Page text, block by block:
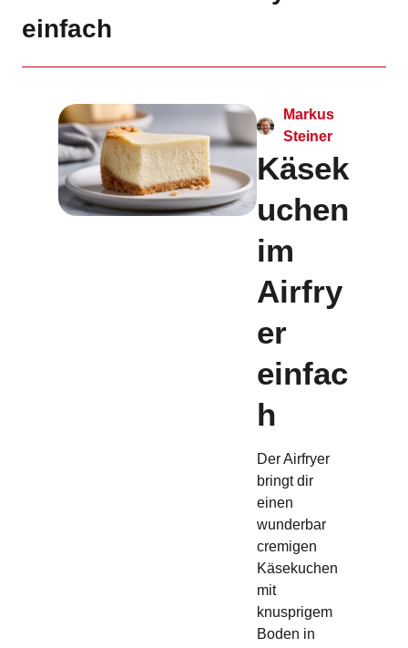
einfach
Markus
Steiner
Käsek
uchen
im
Airfry
er
einfac
h
Der Airfryer
bringt dir
einen
wunderbar
cremigen
Käsekuchen
mit
knusprigem
Boden in